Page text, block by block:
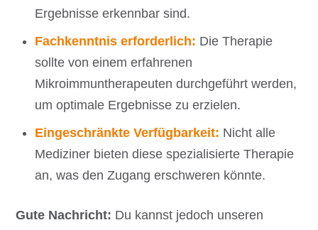
Ergebnisse erkennbar sind.
Fachkenntnis erforderlich: Die Therapie
sollte von einem erfahrenen
Mikroimmuntherapeuten durchgeführt werden,
um optimale Ergebnisse zu erzielen.
Eingeschränkte Verfügbarkeit: Nicht alle
Mediziner bieten diese spezialisierte Therapie
an, was den Zugang erschweren könnte.
Gute Nachricht: Du kannst jedoch unseren